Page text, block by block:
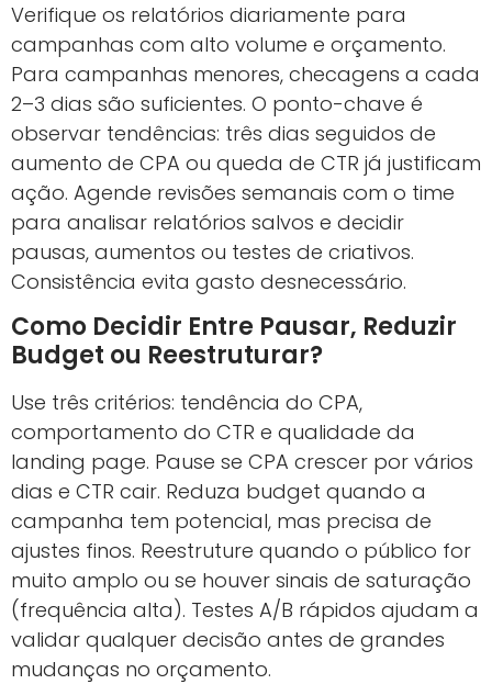
Verifique os relatórios diariamente para
campanhas com alto volume e orçamento.
Para campanhas menores, checagens a cada
2–3 dias são suficientes. O ponto-chave é
observar tendências: três dias seguidos de
aumento de CPA ou queda de CTR já justificam
ação. Agende revisões semanais com o time
para analisar relatórios salvos e decidir
pausas, aumentos ou testes de criativos.
Consistência evita gasto desnecessário.
Como Decidir Entre Pausar, Reduzir
Budget ou Reestruturar?
Use três critérios: tendência do CPA,
comportamento do CTR e qualidade da
landing page. Pause se CPA crescer por vários
dias e CTR cair. Reduza budget quando a
campanha tem potencial, mas precisa de
ajustes finos. Reestruture quando o público for
muito amplo ou se houver sinais de saturação
(frequência alta). Testes A/B rápidos ajudam a
validar qualquer decisão antes de grandes
mudanças no orçamento.